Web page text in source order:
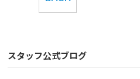
スタッフ公式ブログ